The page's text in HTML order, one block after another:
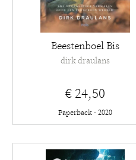
Beestenboel Bis
dirk draulans
€ 24,50
Paperback - 2020